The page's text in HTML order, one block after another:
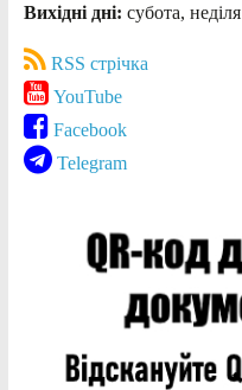
Вихідні дні: субота, неділя
RSS стрічка
YouTube
Facebook
Telegram